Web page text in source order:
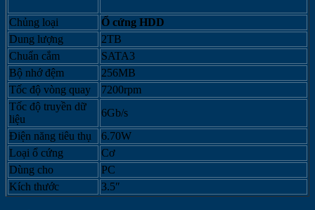
Chủng loại
Ổ cứng HDD
Dung lượng
2TB
Chuẩn cắm
SATA3
Bộ nhớ đệm
256MB
Tốc độ vòng quay
7200rpm
Tốc độ truyền dữ
liệu
6Gb/s
Điện năng tiêu thụ
6.70W
Loại ổ cứng
Cơ
Dùng cho
PC
Kích thước
3.5″